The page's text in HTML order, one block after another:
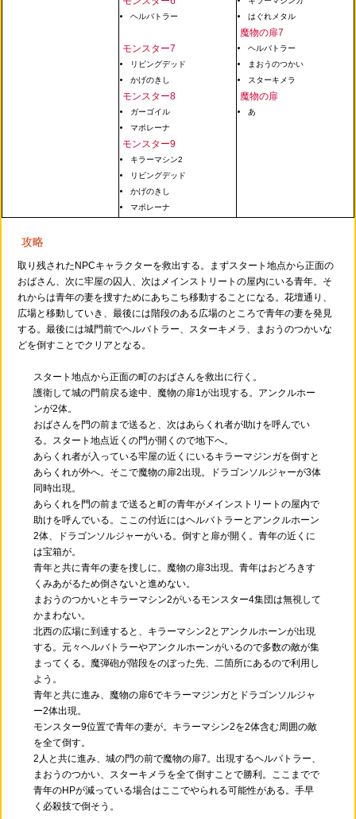
ヘルバトラー
モンスター7
リビングデッド
かげのきし
モンスター8
ガーゴイル
マポレーナ
モンスター9
キラーマシン2
リビングデッド
かげのきし
マポレーナ
はぐれメタル
魔物の扉7
ヘルバトラー
まおうのつかい
スターキメラ
魔物の扉
あ
攻略
取り残されたNPCキャラクターを救出する。まずスタート地点から正面の
おばさん、次に牢屋の囚人、次はメインストリートの屋内にいる青年。そ
れからは青年の妻を捜すためにあちこち移動することになる。花壇通り、
広場と移動していき、最後には階段のある広場のところで青年の妻を発見
する。最後には城門前でヘルバトラー、スターキメラ、まおうのつかいな
どを倒すことでクリアとなる。
スタート地点から正面の町のおばさんを救出に行く。
護衛して城の門前戻る途中、魔物の扉1が出現する。アンクルホー
ンが2体。
おばさんを門の前まで送ると、次はあらくれ者が助けを呼んでい
る。スタート地点近くの門が開くので地下へ。
あらくれ者が入っている牢屋の近くにいるキラーマジンガを倒すと
あらくれが外へ。そこで魔物の扉2出現。ドラゴンソルジャーが3体
同時出現。
あらくれを門の前まで送ると町の青年がメインストリートの屋内で
助けを呼んでいる。ここの付近にはヘルバトラーとアンクルホーン
2体、ドラゴンソルジャーがいる。倒すと扉が開く。青年の近くに
は宝箱が。
青年と共に青年の妻を捜しに。魔物の扉3出現。青年はおどろきす
くみあがるため倒さないと進めない。
まおうのつかいとキラーマシン2がいるモンスター4集団は無視して
かまわない。
北西の広場に到達すると、キラーマシン2とアンクルホーンが出現
する。元々ヘルバトラーやアンクルホーンがいるので多数の敵が集
まってくる。魔弾砲が階段をのぼった先、二箇所にあるので利用し
よう。
青年と共に進み、魔物の扉6でキラーマジンガとドラゴンソルジャ
ー2体出現。
モンスター9位置で青年の妻が。キラーマシン2を2体含む周囲の敵
を全て倒す。
2人と共に進み、城の門の前で魔物の扉7。出現するヘルバトラー、
まおうのつかい、スターキメラを全て倒すことで勝利。ここまでで
青年のHPが減っている場合はここでやられる可能性がある。手早
く必殺技で倒そう。